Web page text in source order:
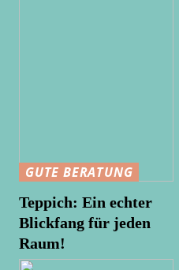
GUTE BERATUNG
Teppich: Ein echter
Blickfang für jeden
Raum!